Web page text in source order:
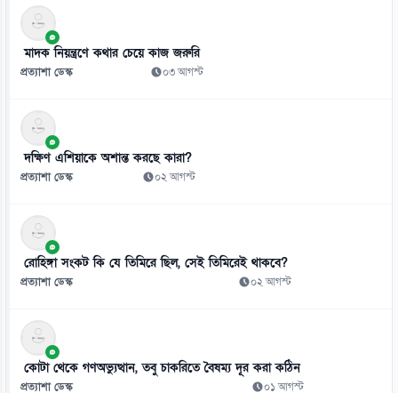
ভুলের দায় স্বীকার করে ভারত সরকারের কাছে ক্ষমা চাইল মেটা
০৬ আগস্ট
৯
০৬ আগস্ট
১০
সাতক্ষীরায় জুলাই অনুষ্ঠানে রাজনৈতিক নেতাদের উপেক্ষার অভিযোগ
১১
শিক্ষককে গাছে বেঁধে নির্যাতনের ভিডিও ভাইরাল
০৫ আগস্ট
১২
আমরা যেন জুলাইয়ের চেতনা হৃদয়ে ধারণ করতে পারি: রাষ্ট্রপতি
০৫ আগস্ট
মাদক নিয়ন্ত্রণে কথার চেয়ে কাজ জরুরি
প্রত্যাশা ডেস্ক ০৩ আগস্ট
দক্ষিণ এশিয়াকে অশান্ত করছে কারা?
প্রত্যাশা ডেস্ক ০২ আগস্ট
রোহিঙ্গা সংকট কি যে তিমিরে ছিল, সেই তিমিরেই থাকবে?
প্রত্যাশা ডেস্ক ০২ আগস্ট
কোটা থেকে গণঅভ্যুত্থান, তবু চাকরিতে বৈষম্য দূর করা কঠিন
প্রত্যাশা ডেস্ক ০১ আগস্ট